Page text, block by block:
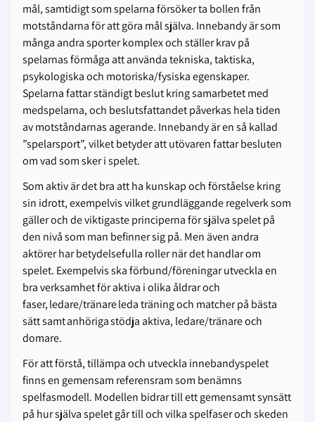
mål, samtidigt som spelarna försöker ta bollen från
motståndarna för att göra mål själva. Innebandy är som
många andra sporter komplex och ställer krav på
spelarnas förmåga att använda tekniska, taktiska,
psykologiska och motoriska/fysiska egenskaper.
Spelarna fattar ständigt beslut kring samarbetet med
medspelarna, och beslutsfattandet påverkas hela tiden
av motståndarnas agerande. Innebandy är en så kallad
”spelarsport”, vilket betyder att utövaren fattar besluten
om vad som sker i spelet.
Som aktiv är det bra att ha kunskap och förståelse kring
sin idrott, exempelvis vilket grundläggande regelverk som
gäller och de viktigaste principerna för själva spelet på
den nivå som man befinner sig på. Men även andra
aktörer har betydelsefulla roller när det handlar om
spelet. Exempelvis ska förbund/föreningar utveckla en
bra verksamhet för aktiva i olika åldrar och
faser, ledare/tränare leda träning och matcher på bästa
sätt samt anhöriga stödja aktiva, ledare/tränare och
domare.
För att förstå, tillämpa och utveckla innebandyspelet
finns en gemensam referensram som benämns
spelfasmodell. Modellen bidrar till ett gemensamt synsätt
på hur själva spelet går till och vilka spelfaser och skeden